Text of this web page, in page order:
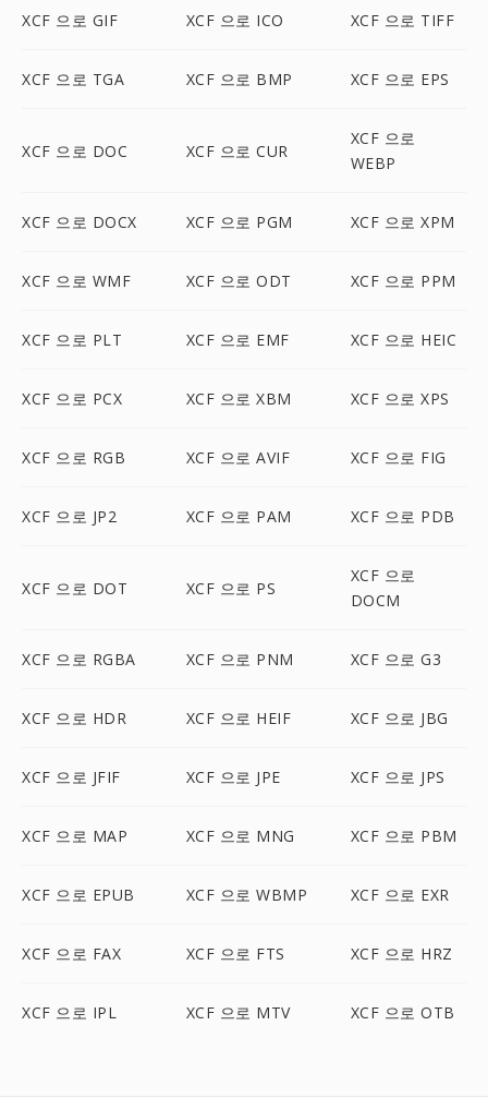
XCF 으로 GIF XCF 으로 ICO XCF 으로 TIFF
XCF 으로 TGA XCF 으로 BMP XCF 으로 EPS
XCF 으로 DOC XCF 으로 CUR
XCF 으로
WEBP
XCF 으로 DOCX XCF 으로 PGM XCF 으로 XPM
XCF 으로 WMF XCF 으로 ODT XCF 으로 PPM
XCF 으로 PLT XCF 으로 EMF XCF 으로 HEIC
XCF 으로 PCX XCF 으로 XBM XCF 으로 XPS
XCF 으로 RGB XCF 으로 AVIF XCF 으로 FIG
XCF 으로 JP2 XCF 으로 PAM XCF 으로 PDB
XCF 으로 DOT XCF 으로 PS
XCF 으로
DOCM
XCF 으로 RGBA XCF 으로 PNM XCF 으로 G3
XCF 으로 HDR XCF 으로 HEIF XCF 으로 JBG
XCF 으로 JFIF XCF 으로 JPE XCF 으로 JPS
XCF 으로 MAP XCF 으로 MNG XCF 으로 PBM
XCF 으로 EPUB XCF 으로 WBMP XCF 으로 EXR
XCF 으로 FAX XCF 으로 FTS XCF 으로 HRZ
XCF 으로 IPL XCF 으로 MTV XCF 으로 OTB